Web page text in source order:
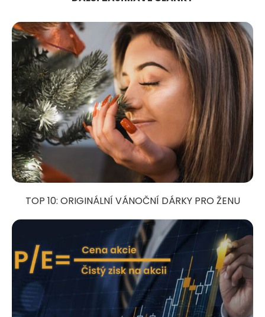
TOP 10: ORIGINÁLNÍ VÁNOČNÍ DÁRKY PRO ŽENU